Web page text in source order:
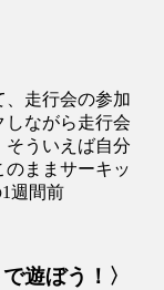
、走行会の参加
しながら走行会
ういえば自分
ままサーキッ
週間前
遊ぼう！〉